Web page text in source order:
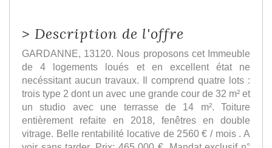
> Description de l'offre
GARDANNE, 13120. Nous proposons cet Immeuble
de 4 logements loués et en excellent état ne
necéssitant aucun travaux. Il comprend quatre lots :
trois type 2 dont un avec une grande cour de 32 m² et
un studio avec une terrasse de 14 m². Toiture
entièrement refaite en 2018, fenêtres en double
vitrage. Belle rentabilité locative de 2560 € / mois . A